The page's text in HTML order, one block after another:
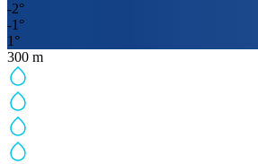
-2°
-1 °
1 °
300 m